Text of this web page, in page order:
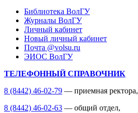
Библиотека ВолГУ
Журналы ВолГУ
Личный кабинет
Новый личный кабинет
Почта @volsu.ru
ЭИОС ВолГУ
ТЕЛЕФОННЫЙ СПРАВОЧНИК
8 (8442) 46-02-79 — приемная ректора,
8 (8442) 46-02-63 — общий отдел,